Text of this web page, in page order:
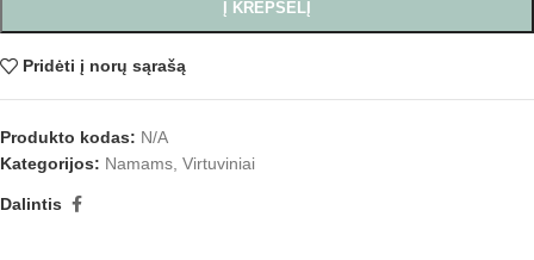
Į KREPŠELĮ
Pridėti į norų sąrašą
Produkto kodas: N/A
Kategorijos: Namams Virtuviniai
Dalintis